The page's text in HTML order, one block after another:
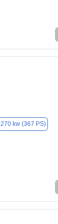
270 kw (367 PS)